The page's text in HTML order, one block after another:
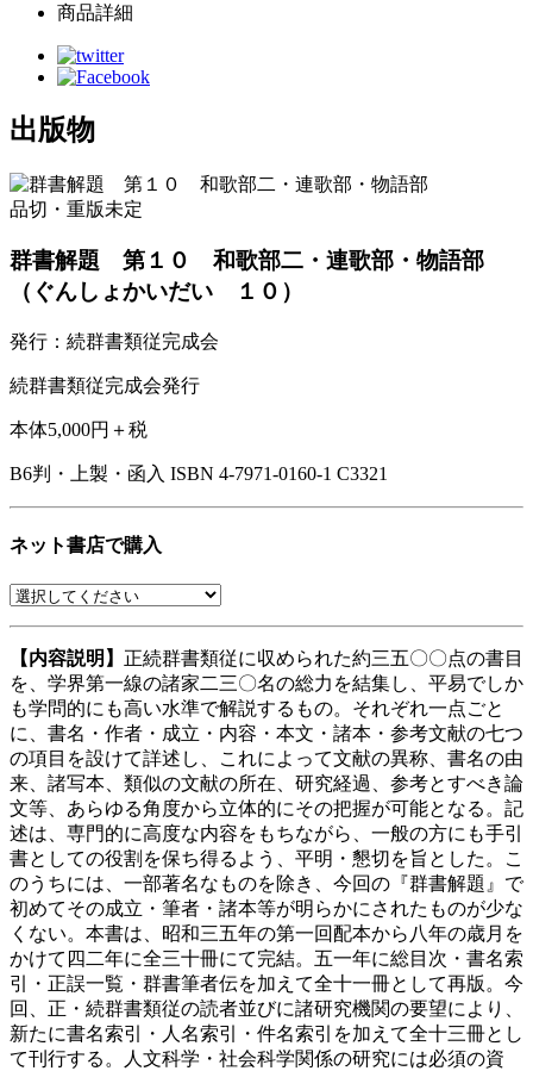
商品詳細
出版物
品切・重版未定
群書解題 第１０ 和歌部二・連歌部・物語部
（ぐんしょかいだい １０）
発行：続群書類従完成会
続群書類従完成会発行
本体5,000円＋税
B6判・上製・函入 ISBN 4-7971-0160-1 C3321
ネット書店で購入
【内容説明】 正続群書類従に収められた約三五〇〇点の書目
を、学界第一線の諸家二三〇名の総力を結集し、平易でしか
も学問的にも高い水準で解説するもの。それぞれ一点ごと
に、書名・作者・成立・内容・本文・諸本・参考文献の七つ
の項目を設けて詳述し、これによって文献の異称、書名の由
来、諸写本、類似の文献の所在、研究経過、参考とすべき論
文等、あらゆる角度から立体的にその把握が可能となる。記
述は、専門的に高度な内容をもちながら、一般の方にも手引
書としての役割を保ち得るよう、平明・懇切を旨とした。こ
のうちには、一部著名なものを除き、今回の『群書解題』で
初めてその成立・筆者・諸本等が明らかにされたものが少な
くない。本書は、昭和三五年の第一回配本から八年の歳月を
かけて四二年に全三十冊にて完結。五一年に総目次・書名索
引・正誤一覧・群書筆者伝を加えて全十一冊として再版。今
回、正・続群書類従の読者並びに諸研究機関の要望により、
新たに書名索引・人名索引・件名索引を加えて全十三冊とし
て刊行する。人文科学・社会科学関係の研究には必須の資